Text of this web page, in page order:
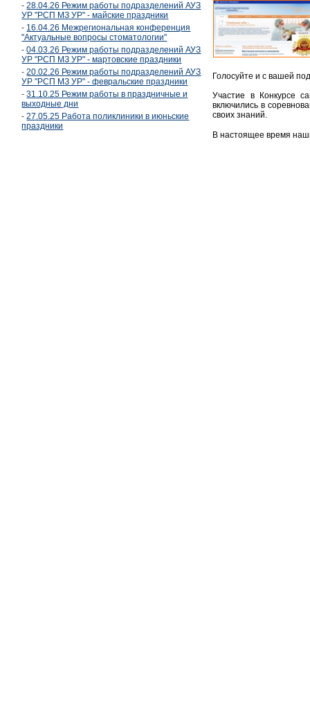
-28.04.26 Режим работы подразделений АУЗ
УР "РСП МЗ УР" - майские праздники
- 16.04.26 Межрегиональная конференция
"Актуальные вопросы стоматологии"
-04.03.26 Режим работы подразделений АУЗ
УР "РСП МЗ УР" - мартовские праздники
-20.02.26 Режим работы подразделений АУЗ
УР "РСП МЗ УР" - февральские праздники
-31.10.25 Режим работы в праздничные и
выходные дни
-27.05.25 Работа поликлиники в июньские
праздники
Голосуйтеи с вашей
Участие в Конкурсе
включились в
своих знаний.
В настоящее время